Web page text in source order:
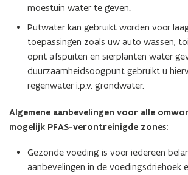
moestuin water te geven.
Putwater kan gebruikt worden voor
toepassingen zoals uw auto wassen,
oprit afspuiten en sierplanten water
duurzaamheidsoogpunt gebruikt u
regenwater i.p.v. grondwater.
Algemene aanbevelingen voor alle
mogelijk PFAS-verontreinigde zones:
Gezonde voeding is voor iedereen
aanbevelingen in de voedingsdriehoek